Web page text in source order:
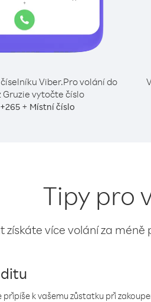
Viber.Pro volání do
Gruzie vytočte číslo
+265+ Místní číslo
Tipy pro
získáte více volání za
připíše k vašemu zůstatku při